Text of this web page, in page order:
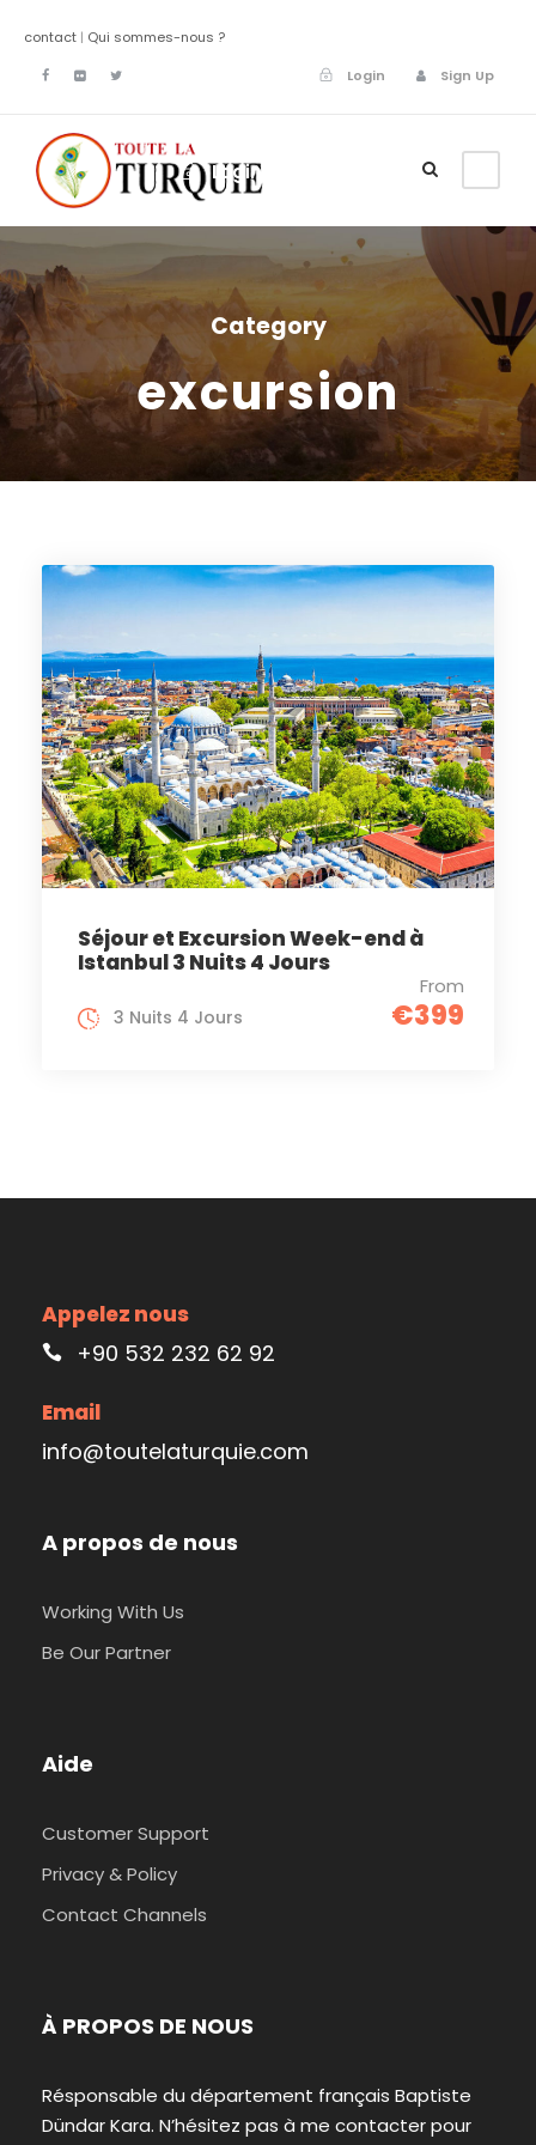
contact | Qui sommes-nous ?
Login
Sign Up
Login
Category
excursion
Séjour et Excursion Week-end à
Istanbul 3 Nuits 4 Jours
From
€399
3 Nuits 4 Jours
Appelez nous
+90 532 232 62 92
Email
info@toutelaturquie.com
A propos de nous
Working With Us
Be Our Partner
Aide
Customer Support
Privacy & Policy
Contact Channels
À PROPOS DE NOUS
Résponsable du département français Baptiste
Dündar Kara. N’hésitez pas à me contacter pour